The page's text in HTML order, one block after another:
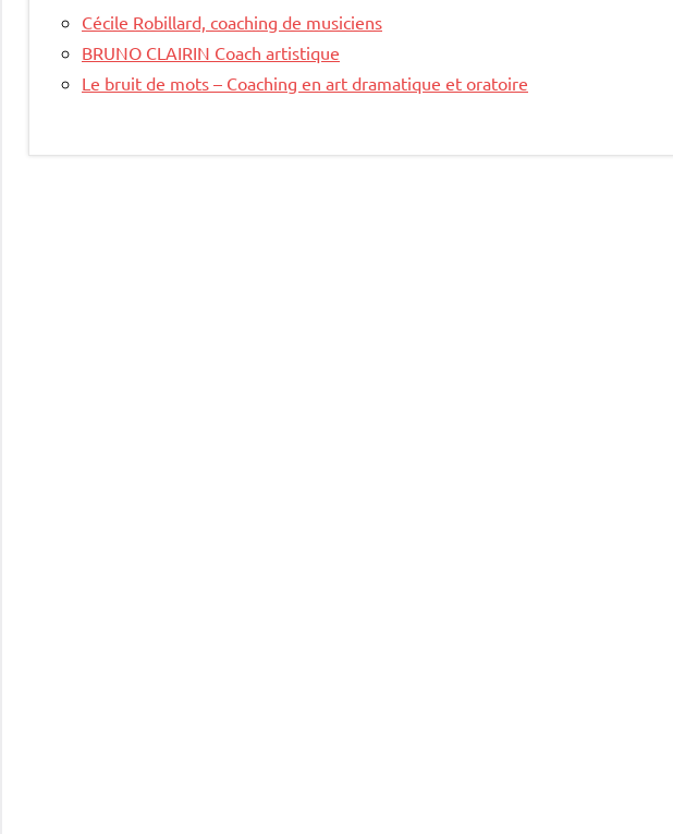
Cécile Robillard, coaching de musiciens
BRUNO CLAIRIN Coach artistique
Le bruit de mots – Coaching en art dramatique et oratoire